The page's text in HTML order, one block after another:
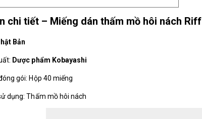
chi tiết – Miếng dán thấm mồ hôi nách
Bản
Dược phẩm Kobayashi
gói: Hộp 40 miếng
dụng: Thấm mồ hôi nách